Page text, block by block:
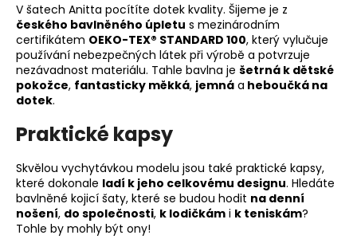
V šatech Anitta pocítíte dotek kvality. Šijeme je z
českého bavlněného úpletu s mezinárodním
certifikátem OEKO-TEX® STANDARD 100, který vylučuje
používání nebezpečných látek při výrobě a potvrzuje
nezávadnost materiálu. Tahle bavlna je šetrná k dětské
pokožce, fantasticky měkká, jemná a heboučká na
dotek.
Praktické kapsy
Skvělou vychytávkou modelu jsou také praktické kapsy,
které dokonale ladí k jeho celkovému designu. Hledáte
bavlněné kojicí šaty, které se budou hodit na denní
nošení, do společnosti, k lodičkám i k teniskám?
Tohle by mohly být ony!